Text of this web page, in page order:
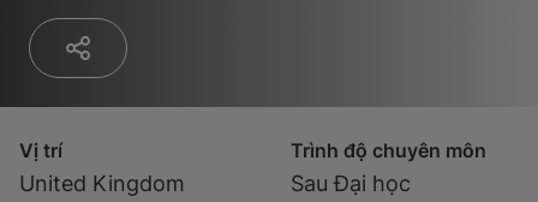
Vị trí
United Kingdom
Trình độ chuyên môn
Sau Đại học